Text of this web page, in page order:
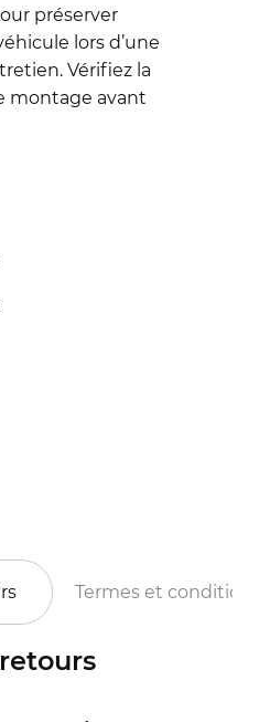
préserver
lors d’une
Vérifiez la
montage avant
Termes et